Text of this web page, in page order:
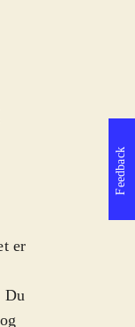
er
Du
Feedback